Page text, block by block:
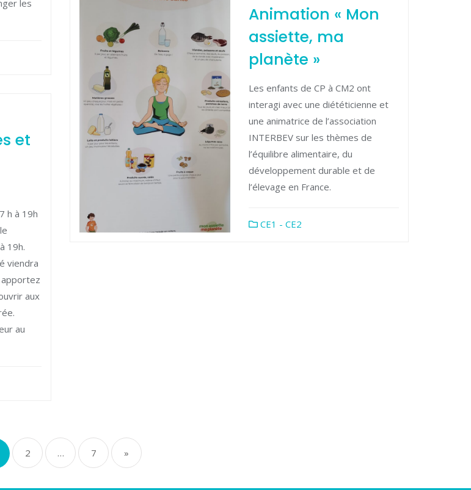
les
Animation « Mon
assiette, ma
planète »
Les enfants de CP à CM2 ont
interagi avec une diététicienne et
une animatrice de l’association
INTERBEV sur les thèmes de
l’équilibre alimentaire, du
développement durable et de
l’élevage en France.
CE1 - CE2
et
h à 19h
19h.
viendra
aux
au
2 … 7 »